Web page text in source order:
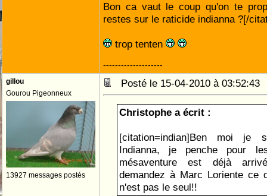
Bon ca vaut le coup qu'on te
restes sur le raticide indianna ?[/
trop tenten
--------------------
gillou
Gourou Pigeonneux
13927 messages postés
Posté le 15-04-2010 à
Christophe a écrit :
[citation=indian]Ben moi je
Indianna, je penche pour
mésaventure est déjà
demandez à Marc Loriente ce
n'est pas le seul!!